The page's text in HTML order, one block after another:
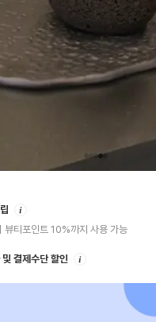
뷰티포인트 10%까지 사용 가능
결제수단 할인